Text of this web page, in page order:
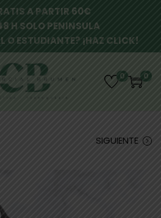
A PARTIR 60€
H SOLO PENINSULA
O ESTUDIANTE? ¡HAZ CLICK!
0 0
SIGUIENTE